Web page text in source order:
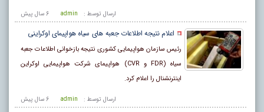
6 سال پيش ارسال توسط : admin
اعلام نتیجه اطلاعات جعبه های سیاه هواپیمای اوکراینی
رئیس سازمان هواپیمایی کشوری نتیجه بازخوانی اطلاعات جعبه
سیاه (FDR و CVR) هواپیمای شرکت هواپیمایی اوکراین
اینترنشنال را اعلام کرد.
6 سال پيش ارسال توسط : admin